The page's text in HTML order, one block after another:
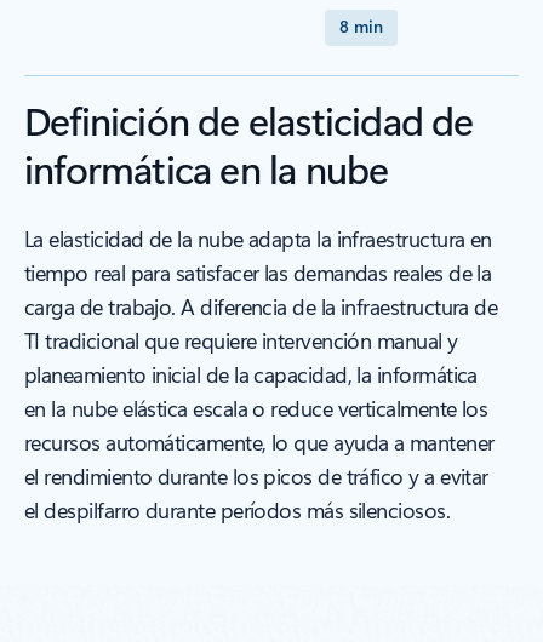
8 min
Definición de elasticidad de
informática en la nube
La elasticidad de la nube adapta la infraestructura en
tiempo real para satisfacer las demandas reales de la
carga de trabajo. A diferencia de la infraestructura de
TI tradicional que requiere intervención manual y
planeamiento inicial de la capacidad, la informática
en la nube elástica escala o reduce verticalmente los
recursos automáticamente, lo que ayuda a mantener
el rendimiento durante los picos de tráfico y a evitar
el despilfarro durante períodos más silenciosos.